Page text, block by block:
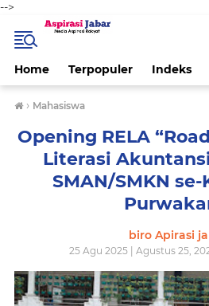
-->
Home Terpopuler Indeks
› Mahasiswa
Opening RELA
Literasi
SMAN/SMKN
biro Apirasi
25 Agu 2025 | Agustus 25,